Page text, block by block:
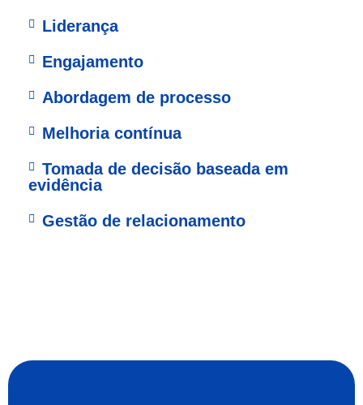
Liderança
Engajamento
Abordagem de processo
Melhoria contínua
Tomada de decisão baseada em
evidência
Gestão de relacionamento